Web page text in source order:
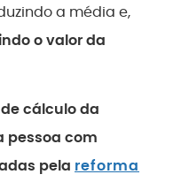
a média e,
o valor da
cálculo da
pessoa com
pela reforma